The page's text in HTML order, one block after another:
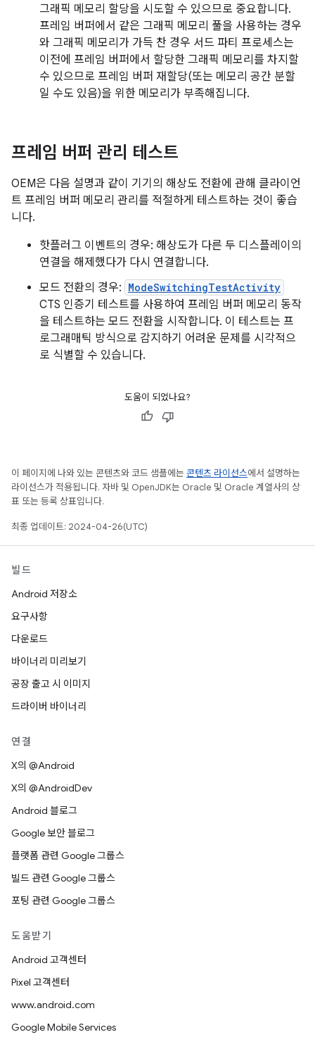
그래픽 메모리 할당을 시도할 수 있으므로 중요합니다.
프레임 버퍼에서 같은 그래픽 메모리 풀을 사용하는 경우
와 그래픽 메모리가 가득 찬 경우 서드 파티 프로세스는
이전에 프레임 버퍼에서 할당한 그래픽 메모리를 차지할
수 있으므로 프레임 버퍼 재할당(또는 메모리 공간 분할
일 수도 있음)을 위한 메모리가 부족해집니다.
프레임 버퍼 관리 테스트
OEM은 다음 설명과 같이 기기의 해상도 전환에 관해 클라이언
트 프레임 버퍼 메모리 관리를 적절하게 테스트하는 것이 좋습
니다.
핫플러그 이벤트의 경우: 해상도가 다른 두 디스플레이의
연결을 해제했다가 다시 연결합니다.
모드 전환의 경우: ModeSwitchingTestActivity
CTS 인증기 테스트를 사용하여 프레임 버퍼 메모리 동작
을 테스트하는 모드 전환을 시작합니다. 이 테스트는 프
로그래매틱 방식으로 감지하기 어려운 문제를 시각적으
로 식별할 수 있습니다.
도움이 되었나요?
이 페이지에 나와 있는 콘텐츠와 코드 샘플에는 콘텐츠 라이선스에서 설명하는
라이선스가 적용됩니다. 자바 및 OpenJDK는 Oracle 및 Oracle 계열사의 상
표 또는 등록 상표입니다.
최종 업데이트: 2024-04-26(UTC)
빌드
Android 저장소
요구사항
다운로드
바이너리 미리보기
공장 출고 시 이미지
드라이버 바이너리
연결
X의 @Android
X의 @AndroidDev
Android 블로그
Google 보안 블로그
플랫폼 관련 Google 그룹스
빌드 관련 Google 그룹스
포팅 관련 Google 그룹스
도움받기
Android 고객센터
Pixel 고객센터
www.android.com
Google Mobile Services